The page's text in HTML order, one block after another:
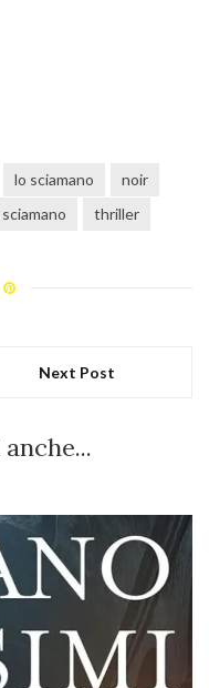
lo sciamano
noir
sciamano thriller
Next Post